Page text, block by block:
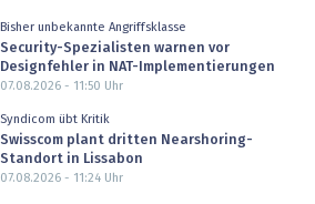
Bisher unbekannte Angriffsklasse
Security-Spezialisten warnen vor
Designfehler in NAT-Implementierungen
07.08.2026 - 11:50 Uhr
Syndicom übt Kritik
Swisscom plant dritten Nearshoring-
Standort in Lissabon
07.08.2026 - 11:24Uhr